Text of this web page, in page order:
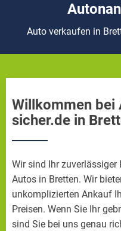
Auto verkaufen in
Willkommen bei
sicher.de in
Wir sind Ihr zuverlässiger
Autos in Bretten. Wir
unkomplizierten Ankauf
Preisen. Wenn Sie Ihr
sind Sie bei uns genau